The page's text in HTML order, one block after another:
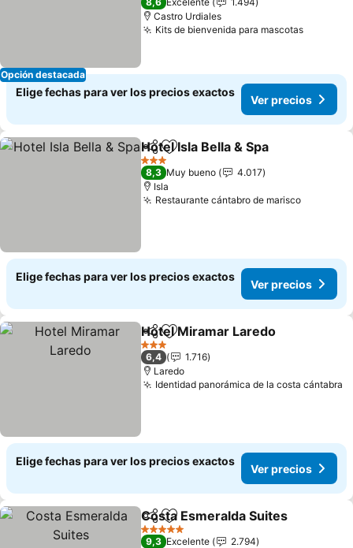
Opción destacada
Castro Urdiales
Kits de bienvenida para mascotas
Elige fechas para ver los precios exactos
Ver precios
CompartirAgregar a favoritos
Hotel Isla Bella & Spa
3 Estrellas
8,3 Muy bueno
4.017
Isla
Restaurante cántabro de marisco
Elige fechas para ver los precios exactos
Ver precios
CompartirAgregar a favoritos
Hotel Miramar Laredo
3 Estrellas
6,4
1.716
Laredo
Identidad panorámica de la costa cántabra
Elige fechas para ver los precios exactos
Ver precios
CompartirAgregar a favoritos
Costa Esmeralda Suites
5 Estrellas
9,3 Excelente
2.794